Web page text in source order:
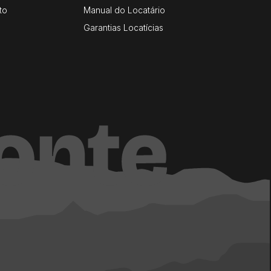
Manual do Locatário
Garantias Locatícias